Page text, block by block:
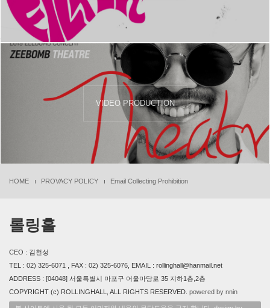
VIDEO PRODUCTION
HOME PROVACY POLICY Email Collecting Prohibition
롤링홀
CEO : 김천성
TEL : 02) 325-6071 , FAX : 02) 325-6076, EMAIL : rollinghall@hanmail.net
ADDRESS : [04048] 서울특별시 마포구 어울마당로 35 지하1층,2층
COPYRIGHT (c) ROLLINGHALL, ALL RIGHTS RESERVED. powered by nnin